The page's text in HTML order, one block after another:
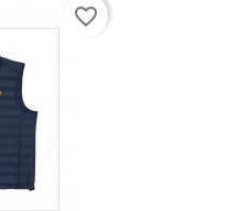
favorite_border